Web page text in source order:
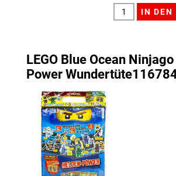
LEGO Blue Ocean
Power